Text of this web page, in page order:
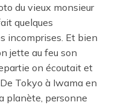
du vieux monsieur
quelques
incomprises. Et bien
jette au feu son
on écoutait et
Tokyo à Iwama en
planète, personne